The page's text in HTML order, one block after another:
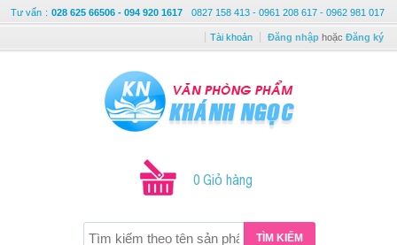
Tư vấn : 028 625 66506 - 094 920 1617 0827 158 413 - 0961 208 617 - 0962 981 017
Tài khoản Đăng nhập hoặc Đăng ký
0 Giỏ hàng
TÌM KIẾM